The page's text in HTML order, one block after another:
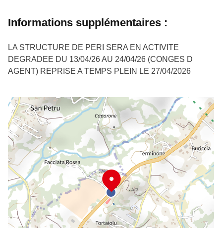
Informations supplémentaires :
LA STRUCTURE DE PERI SERA EN ACTIVITE
DEGRADEE DU 13/04/26 AU 24/04/26 (CONGES D
AGENT) REPRISE A TEMPS PLEIN LE 27/04/2026